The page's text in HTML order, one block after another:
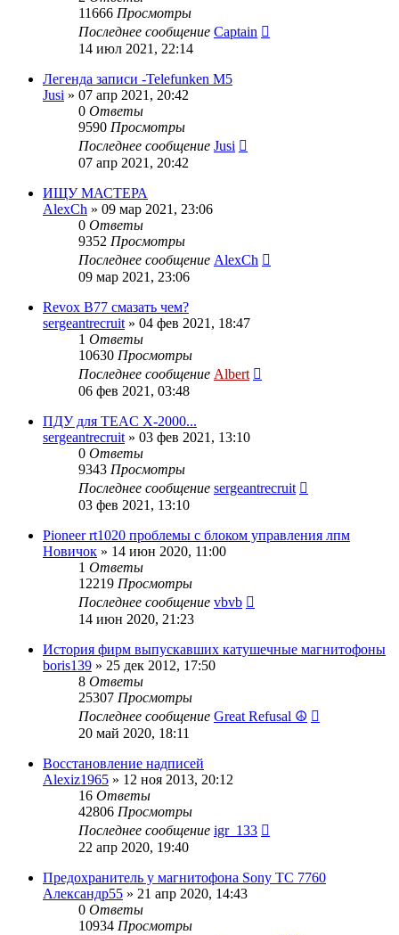
11666 Просмотры
Последнее сообщение Captain
14 июл 2021, 22:14
Легенда записи -Telefunken M5
Jusi » 07 апр 2021, 20:42
0 Ответы
9590 Просмотры
Последнее сообщение Jusi
07 апр 2021, 20:42
ИЩУ МАСТЕРА
AlexCh » 09 мар 2021, 23:06
0 Ответы
9352 Просмотры
Последнее сообщение AlexCh
09 мар 2021, 23:06
Revox B77 смазать чем?
sergeantrecruit » 04 фев 2021, 18:47
1 Ответы
10630 Просмотры
Последнее сообщение Albert
06 фев 2021, 03:48
ПДУ для TEAC X-2000...
sergeantrecruit » 03 фев 2021, 13:10
0 Ответы
9343 Просмотры
Последнее сообщение sergeantrecruit
03 фев 2021, 13:10
Pioneer rt1020 проблемы с блоком управления лпм
Новичок » 14 июн 2020, 11:00
1 Ответы
12219 Просмотры
Последнее сообщение vbvb
14 июн 2020, 21:23
История фирм выпускавших катушечные магнитофоны
boris139 » 25 дек 2012, 17:50
8 Ответы
25307 Просмотры
Последнее сообщение Great Refusal ☮
20 май 2020, 18:11
Восстановление надписей
Alexiz1965 » 12 ноя 2013, 20:12
16 Ответы
42806 Просмотры
Последнее сообщение igr_133
22 апр 2020, 19:40
Предохранитель у магнитофона Sony TC 7760
Александр55 » 21 апр 2020, 14:43
0 Ответы
10934 Просмотры